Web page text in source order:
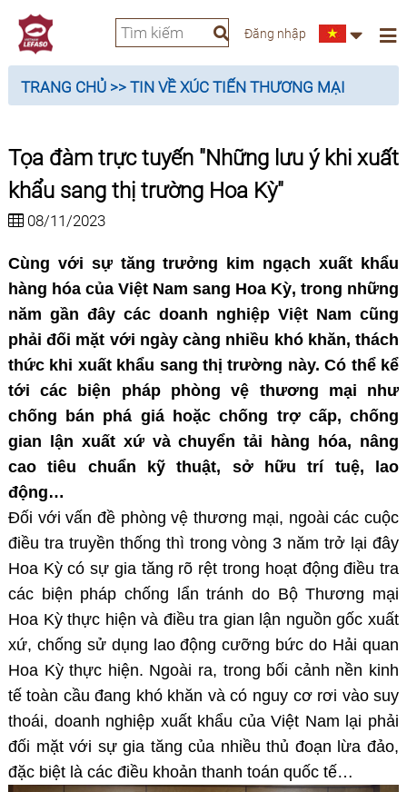
Đăng nhập
TRANG CHỦ >> TIN VỀ XÚC TIẾN THƯƠNG MẠI
Tọa đàm trực tuyến "Những lưu ý khi xuất
khẩu sang thị trường Hoa Kỳ"
08/11/2023
Cùng với sự tăng trưởng kim ngạch xuất khẩu
hàng hóa của Việt Nam sang Hoa Kỳ, trong những
năm gần đây các doanh nghiệp Việt Nam cũng
phải đối mặt với ngày càng nhiều khó khăn, thách
thức khi xuất khẩu sang thị trường này. Có thể kể
tới các biện pháp phòng vệ thương mại như
chống bán phá giá hoặc chống trợ cấp, chống
gian lận xuất xứ và chuyển tải hàng hóa, nâng
cao tiêu chuẩn kỹ thuật, sở hữu trí tuệ, lao
động…
Đối với vấn đề phòng vệ thương mại, ngoài các cuộc
điều tra truyền thống thì trong vòng 3 năm trở lại đây
Hoa Kỳ có sự gia tăng rõ rệt trong hoạt động điều tra
các biện pháp chống lẩn tránh do Bộ Thương mại
Hoa Kỳ thực hiện và điều tra gian lận nguồn gốc xuất
xứ, chống sử dụng lao động cưỡng bức do Hải quan
Hoa Kỳ thực hiện. Ngoài ra, trong bối cảnh nền kinh
tế toàn cầu đang khó khăn và có nguy cơ rơi vào suy
thoái, doanh nghiệp xuất khẩu của Việt Nam lại phải
đối mặt với sự gia tăng của nhiều thủ đoạn lừa đảo,
đặc biệt là các điều khoản thanh toán quốc tế…